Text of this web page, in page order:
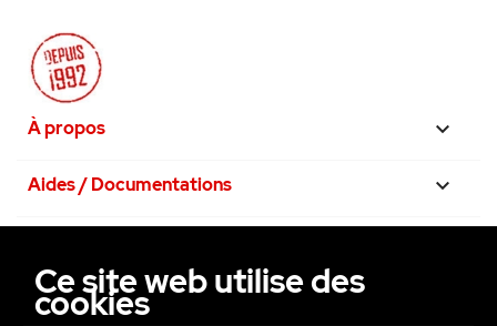
À propos 
Aides / Documentations 
La confiance avant tout
Ce site web utilise des
cookies